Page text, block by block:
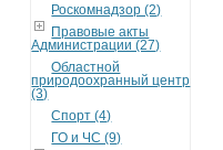
Роскомнадзор (2)
Правовые акты
Администрации (27)
Областной
природоохранный центр
(3)
Спорт (4)
ГО и ЧС (9)